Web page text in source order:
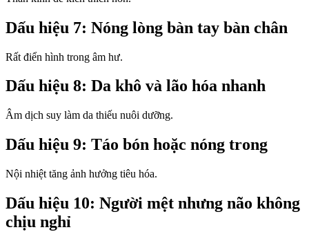
Dấu hiệu 7: Nóng lòng bàn tay bàn chân
Rất điển hình trong âm hư.
Dấu hiệu 8: Da khô và lão hóa nhanh
Âm dịch suy làm da thiếu nuôi dưỡng.
Dấu hiệu 9: Táo bón hoặc nóng trong
Nội nhiệt tăng ảnh hưởng tiêu hóa.
Dấu hiệu 10: Người mệt nhưng não không
chịu nghỉ